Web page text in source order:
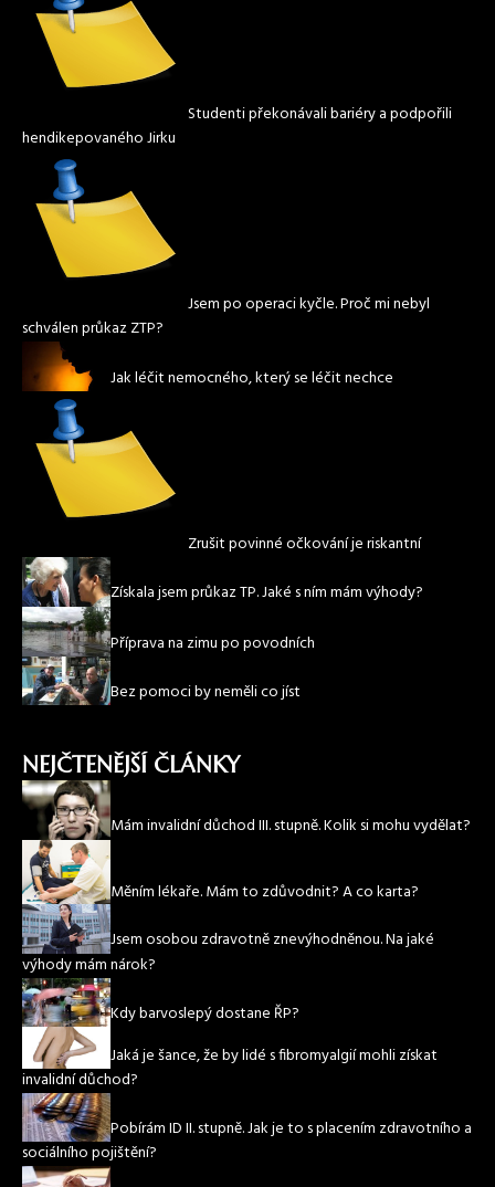
Studenti překonávali bariéry a podpořili
hendikepovaného Jirku
Jsem po operaci kyčle. Proč mi nebyl
schválen průkaz ZTP?
Jak léčit nemocného, který se léčit nechce
Zrušit povinné očkování je riskantní
Získala jsem průkaz TP. Jaké s ním mám výhody?
Příprava na zimu po povodních
Bez pomoci by neměli co jíst
NEJČTENĚJŠÍ ČLÁNKY
Mám invalidní důchod III. stupně. Kolik si mohu vydělat?
Měním lékaře. Mám to zdůvodnit? A co karta?
Jsem osobou zdravotně znevýhodněnou. Na jaké
výhody mám nárok?
Kdy barvoslepý dostane ŘP?
Jaká je šance, že by lidé s fibromyalgií mohli získat
invalidní důchod?
Pobírám ID II. stupně. Jak je to s placením zdravotního a
sociálního pojištění?